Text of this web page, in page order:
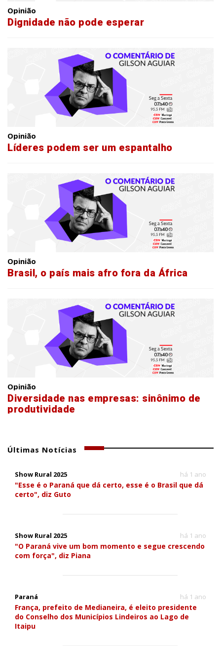
Opinião
Dignidade não pode esperar
Opinião
Líderes podem ser um espantalho
Opinião
Brasil, o país mais afro fora da África
Opinião
Diversidade nas empresas: sinônimo de
produtividade
Últimas Notícias
Show Rural 2025 há 1 ano
"Esse é o Paraná que dá certo, esse é o Brasil que dá
certo", diz Guto
Show Rural 2025 há 1 ano
"O Paraná vive um bom momento e segue crescendo
com força", diz Piana
Paraná há 1 ano
França, prefeito de Medianeira, é eleito presidente
do Conselho dos Municípios Lindeiros ao Lago de
Itaipu